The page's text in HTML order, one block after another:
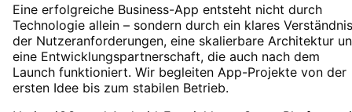
Eine erfolgreiche Business-App entsteht nicht durch
Technologie allein – sondern durch ein klares Verständnis
der Nutzeranforderungen, eine skalierbare Architektur
eine Entwicklungspartnerschaft, die auch nach dem
Launch funktioniert. Wir begleiten App-Projekte von der
ersten Idee bis zum stabilen Betrieb.